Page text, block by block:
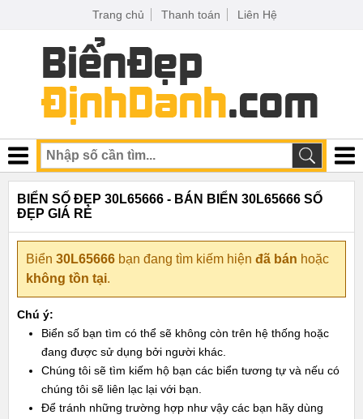
Trang chủ Thanh toán Liên Hệ
BIỂN SỐ ĐẸP 30L65666 - BÁN BIỂN 30L65666 SỐ
ĐẸP GIÁ RẺ
Biển 30L65666 bạn đang tìm kiếm hiện đã bán hoặc
không tồn tại.
Chú ý:
Biển số bạn tìm có thể sẽ không còn trên hệ thống hoặc
đang được sử dụng bởi người khác.
Chúng tôi sẽ tìm kiếm hộ bạn các biển tương tự và nếu có
chúng tôi sẽ liên lạc lại với bạn.
Để tránh những trường hợp như vậy các bạn hãy dùng